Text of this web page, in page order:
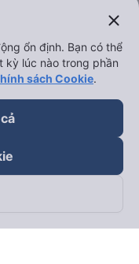
close
ổn định. Bạn có thể
kỳ lúc nào trong phần
sách Cookie.